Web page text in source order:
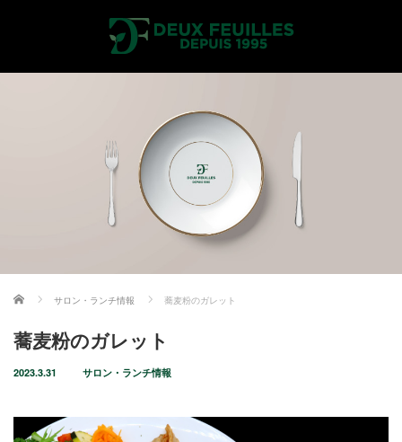
ホーム サロン・ランチ情報 蕎麦粉のガレット
蕎麦粉のガレット
2023.3.31 サロン・ランチ情報